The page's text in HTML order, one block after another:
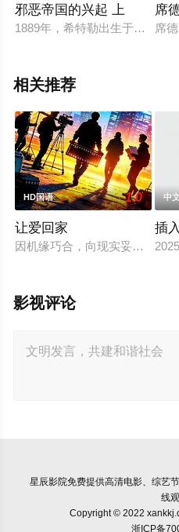
邪恶帝国的兴起 上
1889年，希特勒出生于奥地利
席
席
相关推荐
HD国语 1.0
让爱回家
因机缘巧合，向现实妥协的导
中
插
影视评论
星辰影院免费提供高清电影、综艺
线
Copyright © 2022
浙ICP备